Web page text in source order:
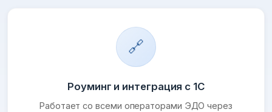
🔗
Роуминг и интеграция с 1С
Работает со всеми операторами ЭДО через